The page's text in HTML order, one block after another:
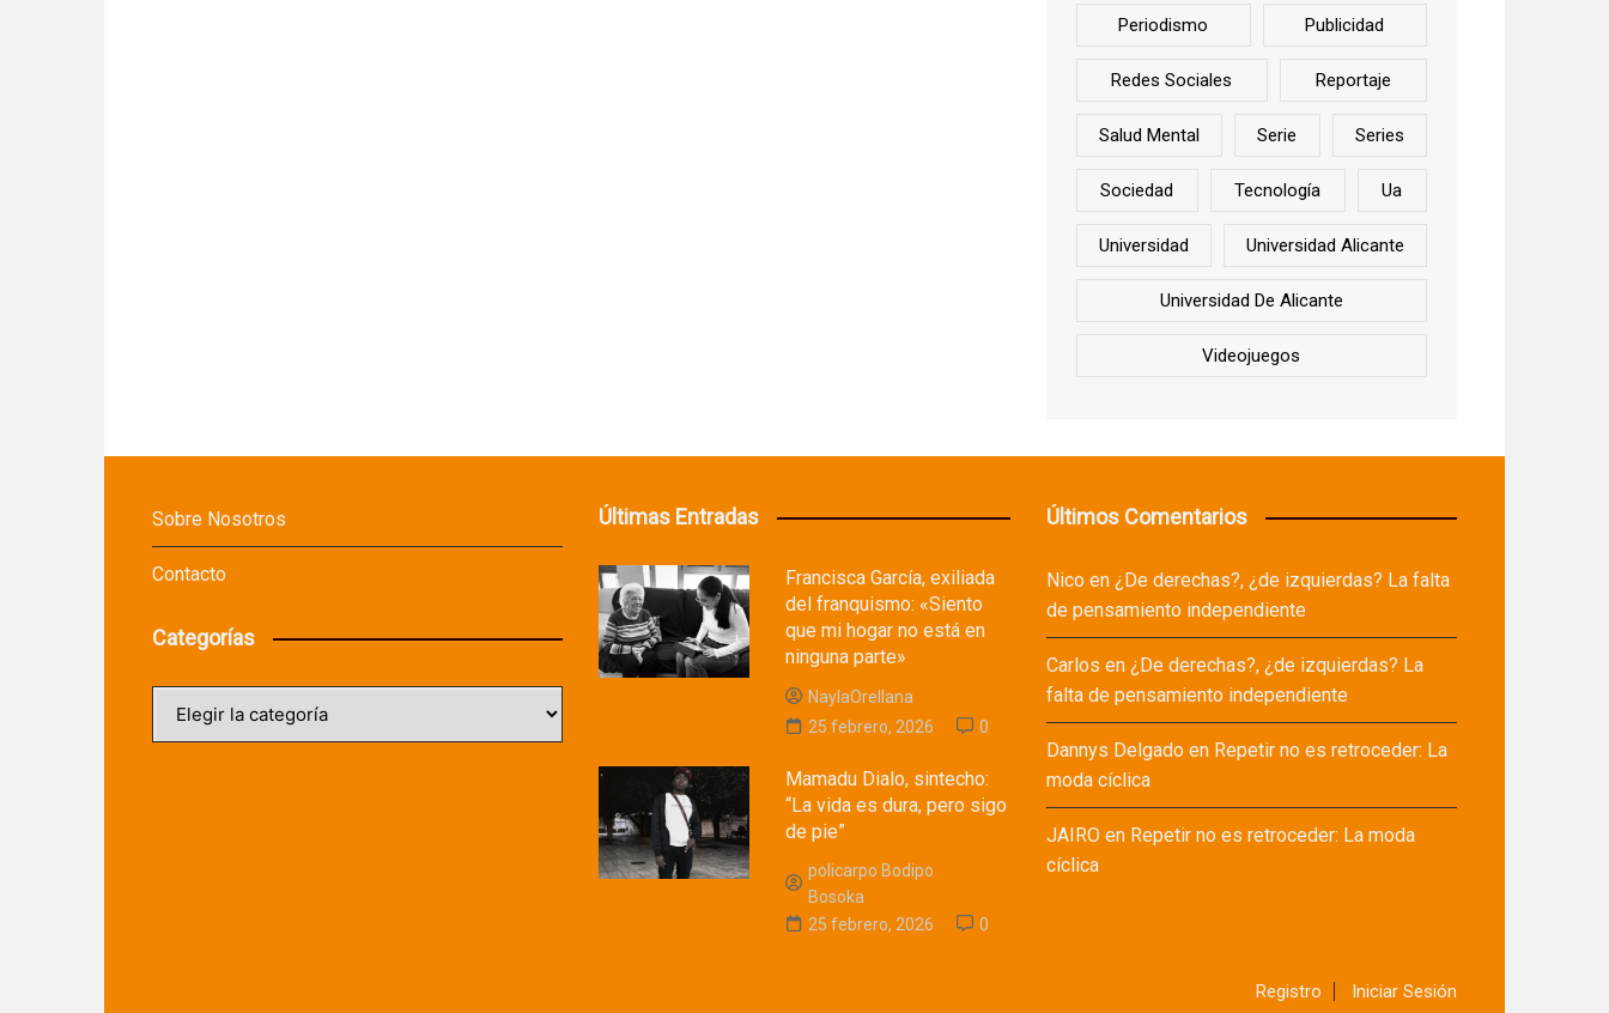
Periodismo Publicidad
Redes Sociales Reportaje
Salud Mental Serie Series
Sociedad Tecnología Ua
Universidad Universidad Alicante
Universidad De Alicante
Videojuegos
Sobre Nosotros
Contacto
Categorías
Últimas Entradas
Francisca García, exiliada
del franquismo: «Siento
que mi hogar no está en
ninguna parte»
NaylaOrellana
25 febrero, 2026
0
Mamadu Dialo, sintecho:
“La vida es dura, pero sigo
de pie”
policarpo Bodipo
Bosoka
25 febrero, 2026
0
Últimos Comentarios
Nicoen ¿De derechas?, ¿de izquierdas? La falta
de pensamiento independiente
Carlos en ¿De derechas?, ¿de izquierdas? La
falta de pensamiento independiente
Dannys Delgadoen Repetir no es retroceder: La
moda cíclica
JAIROen Repetir no es retroceder: La moda
cíclica
Registro Iniciar Sesión